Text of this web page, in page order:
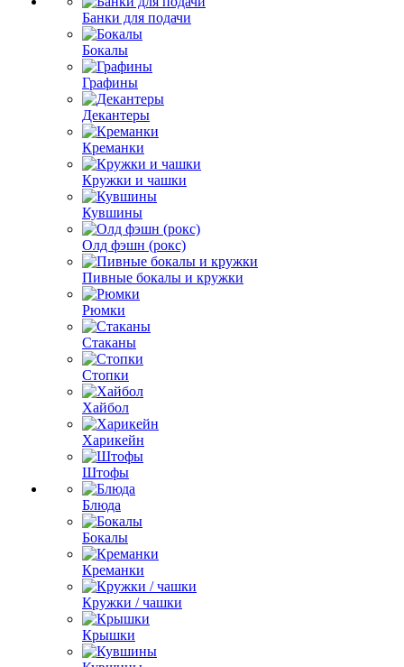
Банки для подачи
Бокалы
Графины
Декантеры
Креманки
Кружки и чашки
Кувшины
Олд фэшн (рокс)
Пивные бокалы и кружки
Рюмки
Стаканы
Стопки
Хайбол
Харикейн
Штофы
Блюда
Бокалы
Креманки
Кружки / чашки
Крышки